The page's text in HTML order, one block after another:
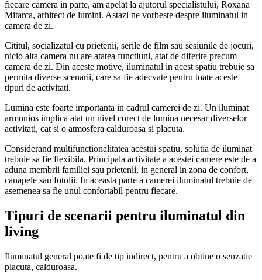
fiecare camera in parte, am apelat la ajutorul specialistului, Roxana
Mitarca, arhitect de lumini. Astazi ne vorbeste despre iluminatul in
camera de zi.
Cititul, socializatul cu prietenii, serile de film sau sesiunile de jocuri,
nicio alta camera nu are atatea functiuni, atat de diferite precum
camera de zi. Din aceste motive, iluminatul in acest spatiu trebuie sa
permita diverse scenarii, care sa fie adecvate pentru toate aceste
tipuri de activitati.
Lumina este foarte importanta in cadrul camerei de zi. Un iluminat
armonios implica atat un nivel corect de lumina necesar diverselor
activitati, cat si o atmosfera calduroasa si placuta.
Considerand multifunctionalitatea acestui spatiu, solutia de iluminat
trebuie sa fie flexibila. Principala activitate a acestei camere este de a
aduna membrii familiei sau prietenii, in general in zona de confort,
canapele sau fotolii. In aceasta parte a camerei iluminatul trebuie de
asemenea sa fie unul confortabil pentru fiecare.
Tipuri de scenarii pentru iluminatul din
living
Iluminatul general poate fi de tip indirect, pentru a obtine o senzatie
placuta, calduroasa.